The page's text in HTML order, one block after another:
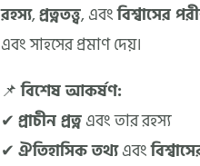
রহস্য,প্রত্নতত্ত্ব, এবংবিশ্বাসের
এবং সাহসের প্রমাণ দেয়।
📌বিশেষ আকর্ষণ:
✔প্রাচীন প্রত্নএবং তার রহস্য
✔ঐতিহাসিক তথ্যএবং